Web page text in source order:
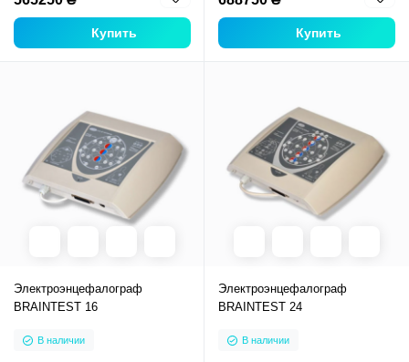
Купить Купить
Электроэнцефалограф
BRAINTEST 16
В наличии
Электроэнцефалограф
BRAINTEST 24
В наличии